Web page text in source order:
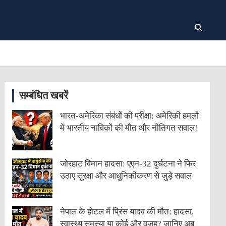
सम्बंधित खबरें
भारत-अमेरिका संबंधों की परीक्षा: अमेरिकी हमलों
में भारतीय नाविकों की मौत और नीतिगत सवाल!
जोरहाट विमान हादसा: एएन-32 दुर्घटना ने फिर
उठाए सुरक्षा और आधुनिकीकरण से जुड़े सवाल
नेपाल के होटल में प्रिंस यादव की मौत: हादसा,
स्वास्थ्य समस्या या कोई और वजह? जानिए अब